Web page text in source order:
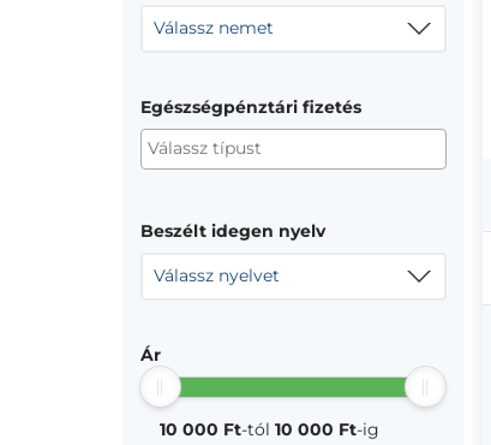
Válassz nemet
Egészségpénztári fizetés
Beszélt idegen nyelv
Válassz nyelvet
Ár
10 000 Ft-tól 10 000 Ft-ig